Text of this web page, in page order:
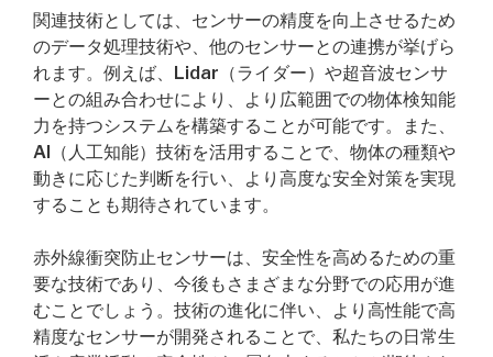
関連技術としては、センサーの精度を向上させるため
のデータ処理技術や、他のセンサーとの連携が挙げら
れます。例えば、Lidar（ライダー）や超音波センサ
ーとの組み合わせにより、より広範囲での物体検知能
力を持つシステムを構築することが可能です。また、
AI（人工知能）技術を活用することで、物体の種類や
動きに応じた判断を行い、より高度な安全対策を実現
することも期待されています。
赤外線衝突防止センサーは、安全性を高めるための重
要な技術であり、今後もさまざまな分野での応用が進
むことでしょう。技術の進化に伴い、より高性能で高
精度なセンサーが開発されることで、私たちの日常生